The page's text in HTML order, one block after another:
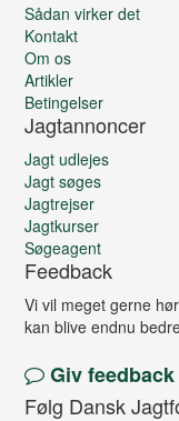
Sådan virker det
Kontakt
Om os
Artikler
Betingelser
Jagtannoncer
Jagt udlejes
Jagt søges
Jagtrejser
Jagtkurser
Søgeagent
Feedback
Vi vil meget gerne
kan blive endnu
Giv feedback
Følg Dansk